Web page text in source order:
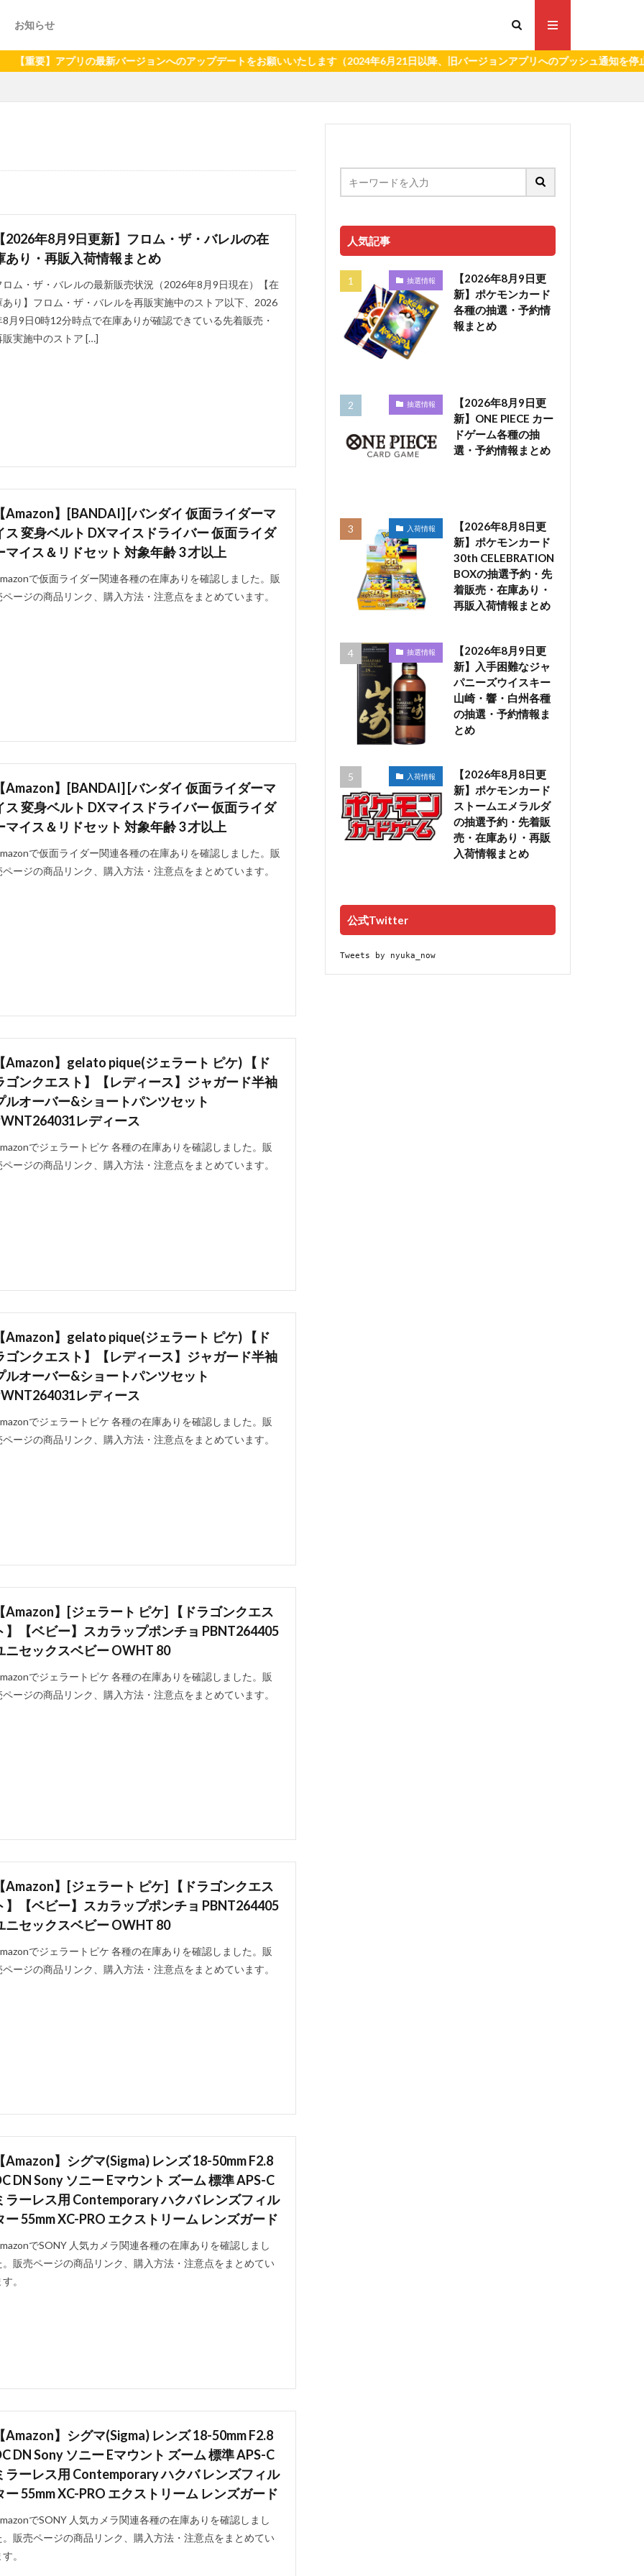
お知らせ
リの最新バージョンへのアップデートをお願いいたします（2024年6月21日以降、旧バージョンアプリへのプッシュ通知を停止いたします。
2026年8月9日更新】フロム・ザ・バレルの在
あり・再販入荷情報まとめ
ロム・ザ・バレルの最新販売状況（2026年8月9日現在）【在
あり】フロム・ザ・バレルを再販実施中のストア以下、2026
8月9日0時12分時点で在庫ありが確認できている先着販売・
販実施中のストア […]
Amazon】[BANDAI] [バンダイ 仮面ライダーマ
ス 変身ベルト DXマイスドライバー 仮面ライダ
マイス＆リドセット 対象年齢 3 才以上
で仮面ライダー関連各種の在庫ありを確認しました。販
ページの商品リンク、購入方法・注意点をまとめています。
Amazon】[BANDAI] [バンダイ 仮面ライダーマ
ス 変身ベルト DXマイスドライバー 仮面ライダ
マイス＆リドセット 対象年齢 3 才以上
で仮面ライダー関連各種の在庫ありを確認しました。販
ページの商品リンク、購入方法・注意点をまとめています。
Amazon】gelato pique(ジェラート ピケ) 【ド
ゴンクエスト】【レディース】ジャガード半袖
ルオーバー&ショートパンツセット
レディース
でジェラートピケ 各種の在庫ありを確認しました。販
ページの商品リンク、購入方法・注意点をまとめています。
Amazon】gelato pique(ジェラート ピケ) 【ド
ゴンクエスト】【レディース】ジャガード半袖
ルオーバー&ショートパンツセット
レディース
でジェラートピケ 各種の在庫ありを確認しました。販
ページの商品リンク、購入方法・注意点をまとめています。
Amazon】[ジェラート ピケ] 【ドラゴンクエス
】【ベビー】スカラップポンチョ PBNT264405
ニセックスベビー OWHT 80
でジェラートピケ 各種の在庫ありを確認しました。販
ページの商品リンク、購入方法・注意点をまとめています。
Amazon】[ジェラート ピケ] 【ドラゴンクエス
】【ベビー】スカラップポンチョ PBNT264405
ニセックスベビー OWHT 80
でジェラートピケ 各種の在庫ありを確認しました。販
ページの商品リンク、購入方法・注意点をまとめています。
Amazon】シグマ(Sigma) レンズ 18-50mm F2.8
DN Sony ソニー Eマウント ズーム 標準 APS-C
ラーレス用 Contemporary ハクバ レンズフィル
ー 55mm XC-PRO エクストリーム レンズガード
でSONY 人気カメラ関連各種の在庫ありを確認しまし
。販売ページの商品リンク、購入方法・注意点をまとめてい
。
Amazon】シグマ(Sigma) レンズ 18-50mm F2.8
DN Sony ソニー Eマウント ズーム 標準 APS-C
ラーレス用 Contemporary ハクバ レンズフィル
ー 55mm XC-PRO エクストリーム レンズガード
でSONY 人気カメラ関連各種の在庫ありを確認しまし
。販売ページの商品リンク、購入方法・注意点をまとめてい
。
人気記事
抽選情報
【2026年8月9日更
新】ポケモンカード
各種の抽選・予約情
報まとめ
抽選情報
【2026年8月9日更
新】ONE PIECE カー
ドゲーム各種の抽
選・予約情報まとめ
入荷情報
【2026年8月8日更
新】ポケモンカード
30th CELEBRATION
BOXの抽選予約・先
着販売・在庫あり・
再販入荷情報まとめ
抽選情報
【2026年8月9日更
新】入手困難なジャ
パニーズウイスキー
山崎・響・白州各種
の抽選・予約情報ま
とめ
入荷情報
【2026年8月8日更
新】ポケモンカード
ストームエメラルダ
の抽選予約・先着販
売・在庫あり・再販
入荷情報まとめ
公式Twitter
Tweets by nyuka_now